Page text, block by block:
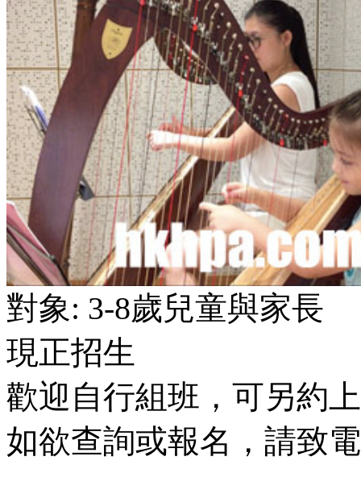
對象: 3-8歲兒童與家長
現正招生
歡迎自行組班，可另約
如欲查詢或報名，請致